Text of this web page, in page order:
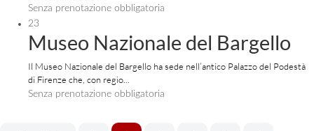
Senza prenotazione obbligatoria
23
Museo Nazionale del Bargello
Il Museo Nazionale del Bargello ha sede nell’antico Palazzo del Podestà
di Firenze che, con regio...
Senza prenotazione obbligatoria